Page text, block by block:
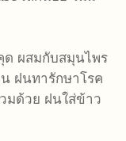
ด ผสมกับสมุนไพร
ฝนทารักษาโรค
มด้วย ฝนใส่ข้าว